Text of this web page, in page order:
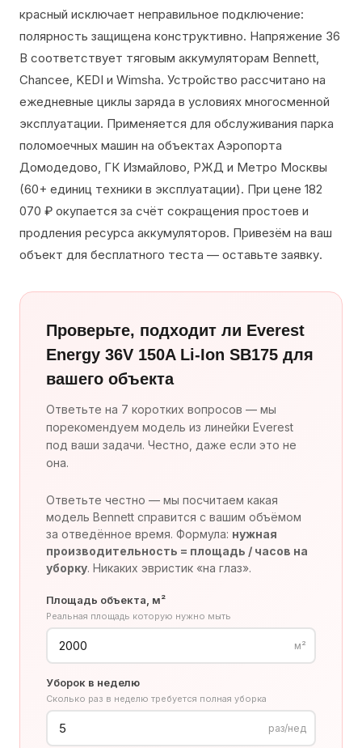
красный исключает неправильное подключение:
полярность защищена конструктивно. Напряжение 36
В соответствует тяговым аккумуляторам Bennett,
Chancee, KEDI и Wimsha. Устройство рассчитано на
ежедневные циклы заряда в условиях многосменной
эксплуатации. Применяется для обслуживания парка
поломоечных машин на объектах Аэропорта
Домодедово, ГК Измайлово, РЖД и Метро Москвы
(60+ единиц техники в эксплуатации). При цене 182
070 ₽ окупается за счёт сокращения простоев и
продления ресурса аккумуляторов. Привезём на ваш
объект для бесплатного теста — оставьте заявку.
Проверьте, подходит ли Everest
Energy 36V 150A Li-Ion SB175 для
вашего объекта
Ответьте на 7 коротких вопросов — мы
порекомендуем модель из линейки Everest
под ваши задачи. Честно, даже если это не
она.
Ответьте честно — мы посчитаем какая
модель Bennett справится с вашим объёмом
за отведённое время. Формула: нужная
производительность = площадь / часов на
уборку. Никаких эвристик «на глаз».
Площадь объекта, м²
Реальная площадь которую нужно мыть
м²
Уборок в неделю
Сколько раз в неделю требуется полная уборка
раз/нед